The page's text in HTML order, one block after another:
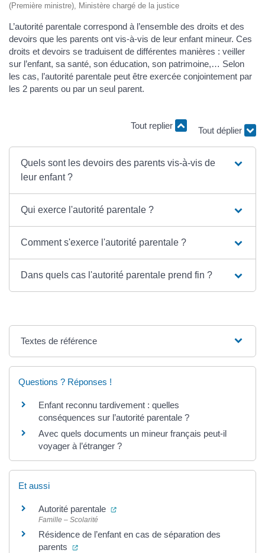
(Première ministre), Ministère chargé de la justice
L’autorité parentale correspond à l’ensemble des droits et des
devoirs que les parents ont vis-à-vis de leur enfant mineur. Ces
droits et devoirs se traduisent de différentes manières : veiller
sur l’enfant, sa santé, son éducation, son patrimoine,… Selon
les cas, l’autorité parentale peut être exercée conjointement par
les 2 parents ou par un seul parent.
Tout replier
Tout déplier
Quels sont les devoirs des parents vis-à-vis de
leur enfant ?
Qui exerce l'autorité parentale ?
Comment s'exerce l'autorité parentale ?
Dans quels cas l'autorité parentale prend fin ?
Textes de référence
Questions ? Réponses !
Enfant reconnu tardivement : quelles
conséquences sur l’autorité parentale ?
Avec quels documents un mineur français peut-il
voyager à l’étranger ?
Et aussi
Autorité parentale (ouverture dans un nouvel onglet)
Famille – Scolarité
Résidence de l’enfant en cas de séparation des
parents
(ouverture dans un nouvel onglet)